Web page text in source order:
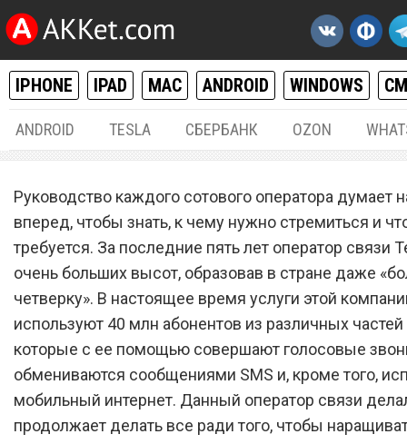
IPHONE IPAD MAC ANDROID WINDOWS
ANDROID TESLA СБЕРБАНК OZON
Без связи: сотовый
Tele2 прекратил работу
Руководство каждого сотового оператора думает
вперед, чтобы знать, к чему нужно стремиться и
требуется. За последние пять лет оператор связи
очень больших высот, образовав в стране даже
четверку». В настоящее время услуги этой
используют 40 млн абонентов из различных частей
которые с ее помощью совершают голосовые
обмениваются сообщениями SMS и, кроме того,
мобильный интернет. Данный оператор связи
продолжает делать все ради того, чтобы